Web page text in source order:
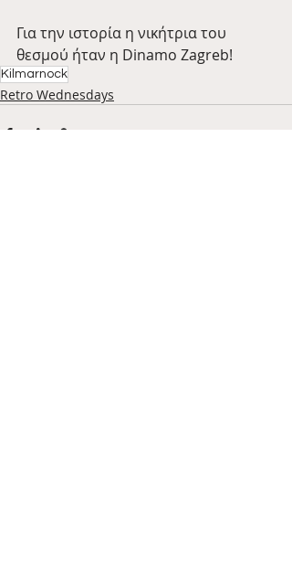
Για την ιστορία η νικήτρια του
θεσμού ήταν η Dinamo Zagreb!
Kilmarnock
Retro Wednesdays